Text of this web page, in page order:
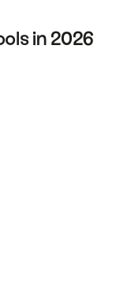
in 2026